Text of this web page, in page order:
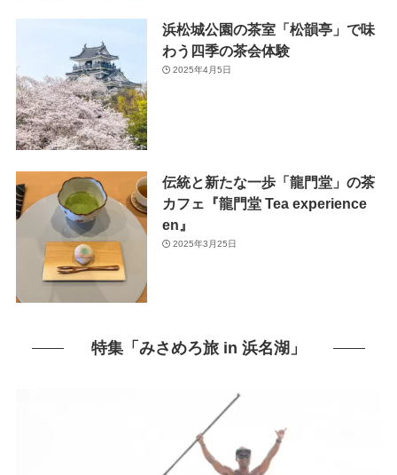
浜松城公園の茶室「松韻亭」で味
わう四季の茶会体験
2025年4月5日
伝統と新たな一歩「龍門堂」の茶
カフェ『龍門堂 Tea experience
en』
2025年3月25日
特集「みさめろ旅 in 浜名湖」